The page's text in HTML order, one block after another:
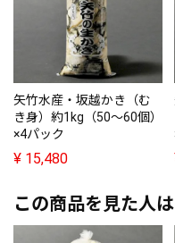
矢竹水産・坂越かき（む
き身）約1kg（50～60個）
×4パック
¥ 15,480
この商品を見た人